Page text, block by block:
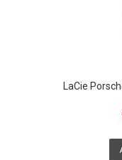
LaCie